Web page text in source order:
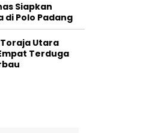
Siapkan
di Polo Padang
Utara
Terduga